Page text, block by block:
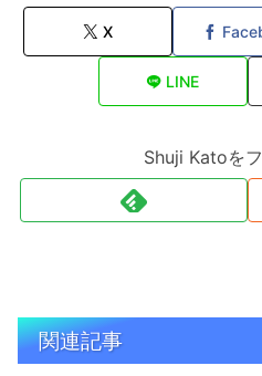
X
LINE
Shuji Katoを
関連記事